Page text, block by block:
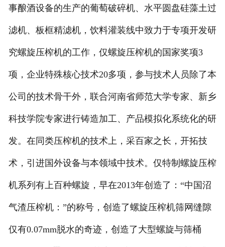
事酿酒设备的生产的葡萄破碎机、水平圆盘硅藻土过
滤机、板框精滤机，饮料灌装线中致力于专项开发研
究螺旋压榨机的工作，仅螺旋压榨机的国家奖项3
项，企业特殊核心技术20多项，参与技术人员除了本
公司的技术骨干外，联合河南省师范大学专家、新乡
科技学院专家进行铸造加工、产品模拟化系统化的研
发。在同类压榨机的技术上，采百家之长，开拓技
术，引进国外设备与本领域中技术。仅特制螺旋压榨
机系列有上百种螺旋，早在2013年创造了：“中国沼
气渣压榨机：”的称号，创造了螺旋压榨机筛网缝隙
仅有0.07mm脱水的奇迹，创造了大型螺旋与筛桶